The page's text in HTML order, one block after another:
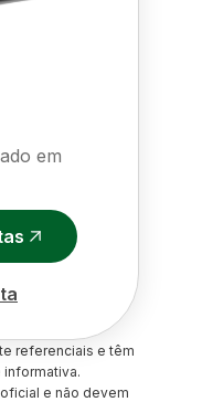
em
referenciais e têm
e não devem